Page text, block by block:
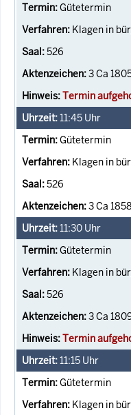
Gütetermin
Klagen in
526
3 Ca
Termin
11:45 Uhr
Gütetermin
Klagen in
526
3 Ca
11:30 Uhr
Gütetermin
Klagen in
526
3 Ca
Termin
11:15 Uhr
Gütetermin
Klagen in